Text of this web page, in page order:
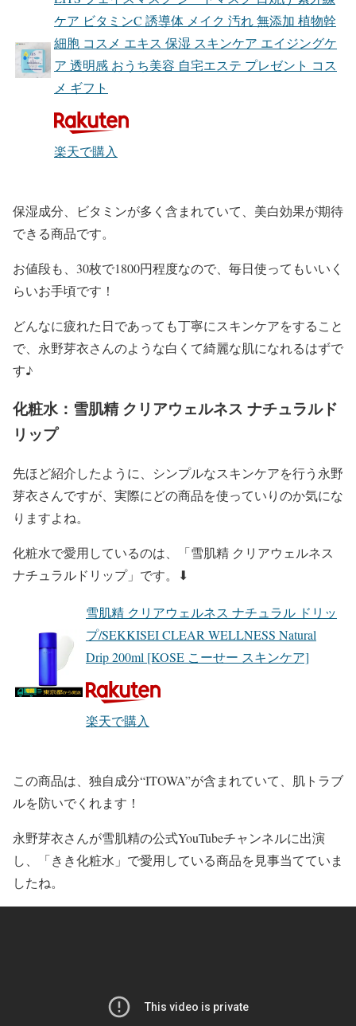
ケア ビタミンC 誘導体 メイク 汚れ 無添加 植物幹
細胞 コスメ エキス 保湿 スキンケア エイジングケ
ア 透明感 おうち美容 自宅エステ プレゼント コス
メ ギフト
楽天で購入
保湿成分、ビタミンが多く含まれていて、美白効果が期待
できる商品です。
お値段も、 30枚で1800円程度なので、毎日使ってもいいく
らいお手頃です！
どんなに疲れた日であっても丁寧にスキンケアをすること
で、 永野芽衣さんのような白くて綺麗な肌になれるはずで
す♪
化粧水：雪肌精 クリアウェルネス ナチュラルド
リップ
先ほど紹介したように、 シンプルなスキンケアを行う 永野
芽衣さんですが、実際にどの商品を使っていりのか気にな
りますよね。
化粧水で愛用しているのは、
「雪肌精 クリアウェルネス
ナチュラルドリップ」 です。⬇︎
雪肌精 クリアウェルネス ナチュラル ドリッ
プ/SEKKISEI CLEAR WELLNESS Natural
Drip 200ml [KOSE こーせー スキンケア]
楽天で購入
この商品は、 独自成分“ITOWA”が含まれていて、 肌トラブ
ルを防いでくれます！
永野芽衣さんが雪肌精の公式YouTubeチャンネルに出演
し、
「きき化粧水」 で愛用している商品を見事当てていま
したね。